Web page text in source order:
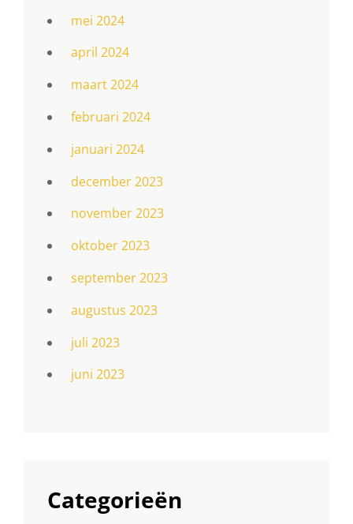
mei 2024
april 2024
maart 2024
februari 2024
januari 2024
december 2023
november 2023
oktober 2023
september 2023
augustus 2023
juli 2023
juni 2023
Categorieën